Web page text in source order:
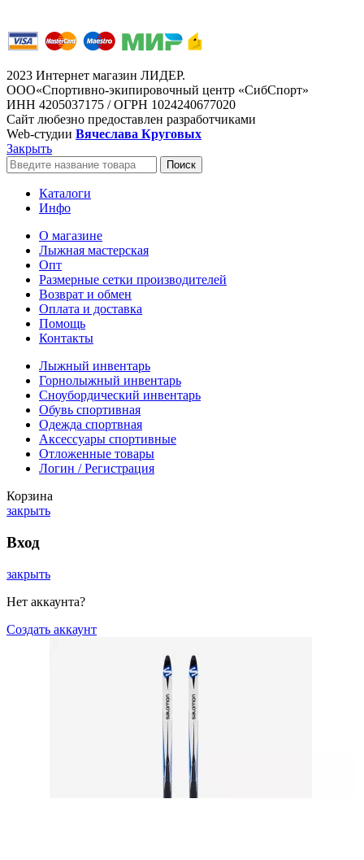
2023 Интернет магазин ЛИДЕР.
ООО«Спортивно-экипировочный центр «СибСпорт»
ИНН 4205037175 / ОГРН 1024240677020
Сайт любезно предоставлен разработчиками
Web-студии Вячеслава Круговых
Закрыть
Поиск
Каталоги
Инфо
О магазине
Лыжная мастерская
Опт
Размерные сетки производителей
Возврат и обмен
Оплата и доставка
Помощь
Контакты
Лыжный инвентарь
Горнолыжный инвентарь
Сноубордический инвентарь
Обувь спортивная
Одежда спортвная
Аксессуары спортивные
Отложенные товары
Логин / Регистрация
Корзина
закрыть
Вход
закрыть
Нет аккаунта?
Создать аккаунт